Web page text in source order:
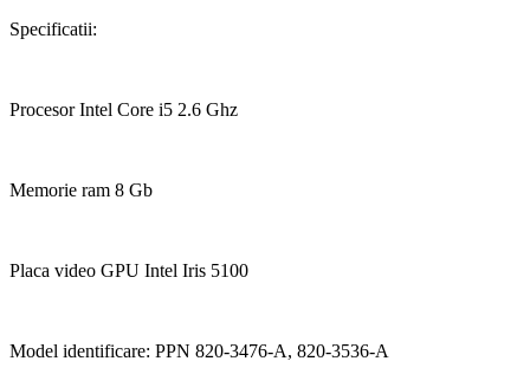
Specificatii:
Procesor Intel Core i5 2.6 Ghz
Memorie ram 8 Gb
Placa video GPU Intel Iris 5100
Model identificare: PPN 820-3476-A, 820-3536-A